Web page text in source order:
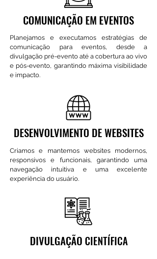
COMUNICAÇÃO EM EVENTOS
Planejamos e executamos estratégias de
comunicação para eventos, desde a
divulgação pré-evento até a cobertura ao vivo
e pós-evento, garantindo máxima visibilidade
e impacto.
DESENVOLVIMENTO DE WEBSITES
Criamos e mantemos websites modernos,
responsivos e funcionais, garantindo uma
navegação intuitiva e uma excelente
experiência do usuário.
DIVULGAÇÃO CIENTÍFICA